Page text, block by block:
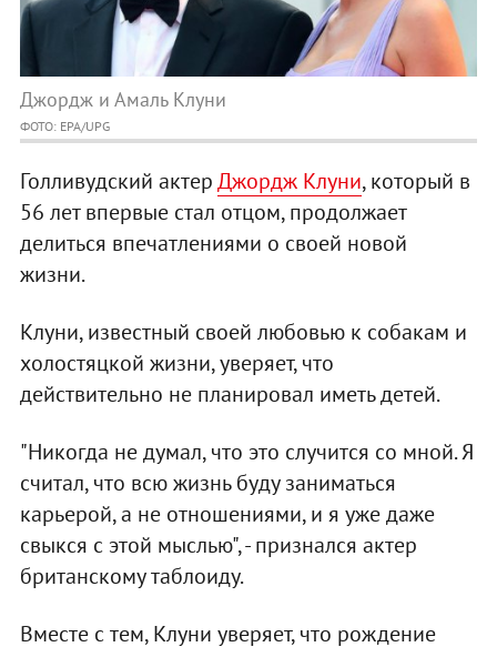
Джордж и Амаль Клуни
ФОТО: EPA/UPG
Голливудский актерДжордж Клуни, который в
56 лет впервые стал отцом, продолжает
делиться впечатлениями о своей новой
жизни.
Клуни, известный своей любовью к собакам и
холостяцкой жизни, уверяет, что
действительно не планировал иметь детей.
"Никогда не думал, что это случится со мной. Я
считал, что всю жизнь буду заниматься
карьерой, а не отношениями, и я уже даже
свыкся с этой мыслью", - признался актер
британскому таблоиду.
Вместе с тем, Клуни уверяет, что рождение